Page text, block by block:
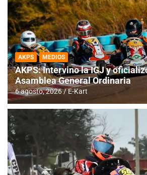
AKPS MEDIOS
AKPS: Intervino la IGJ y
Asamblea General Ordinaria
6 agosto, 2026 E-Kart